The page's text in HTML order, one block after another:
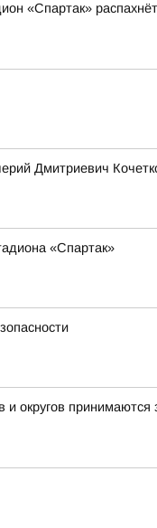
«Спартак»
Дмитриевич
«Спартак»
и округов